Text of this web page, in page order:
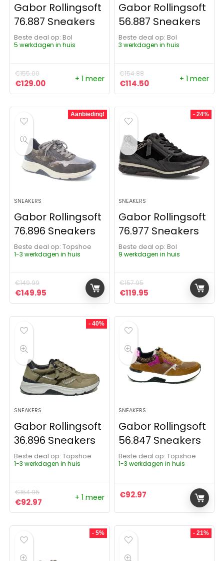
Gabor Rollingsoft
76.887 Sneakers
Beste deal op:
Bol
5 werkdagen in huis
€155.00
Oorspronkelijke prijs was: €155.00.
€129.00Huidige prijs is: €129.00.
+ 1 meer
Gabor Rollingsoft
56.887 Sneakers
Beste deal op:
Bol
3 werkdagen in huis
€154.88
Oorspronkelijke prijs was:
€114.50Huidige prijs is:
+ 1 meer
Aanbieding!
SNEAKERS
Gabor Rollingsoft
76.896 Sneakers
Beste deal op:
Topshoe
1-3 werkdagen in huis
€149.99
Oorspronkelijke prijs was: €149.99.
€149.95 Huidige prijs is: €149.95.
- 24%
SNEAKERS
Gabor Rollingsoft
76.977 Sneakers
Beste deal op:
Bol
9 werkdagen in huis
€157.95
Oorspronkelijke prijs was:
€119.95 Huidige prijs is:
- 40%
SNEAKERS
Gabor Rollingsoft
36.896 Sneakers
Beste deal op:
Topshoe
1-3 werkdagen in huis
€154.95
Oorspronkelijke prijs was: €154.95.
€92.97 Huidige prijs is: €92.97.
+ 1 meer
SNEAKERS
Gabor Rollingsoft
56.847 Sneakers
Beste deal op:
Topshoe
1-3 werkdagen in huis
€92.97
- 5% - 21%